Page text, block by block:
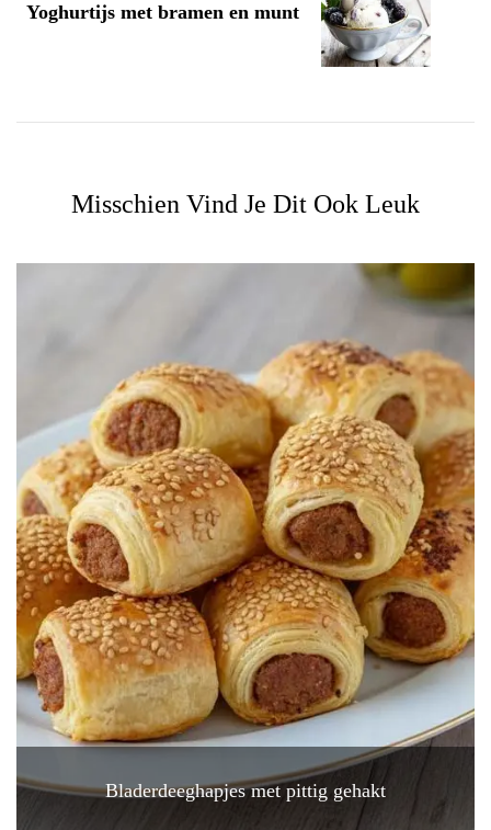
Yoghurtijs met bramen en munt
Misschien Vind Je Dit Ook Leuk
Bladerdeeghapjes met pittig gehakt